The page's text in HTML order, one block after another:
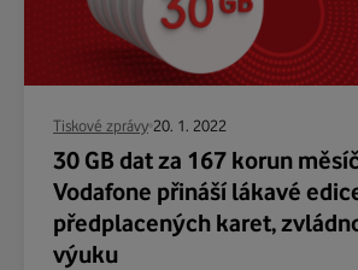
Tiskové zprávy 20. 1. 2022
30 GB dat za 167 korun
Vodafone přináší lákavé
předplacených karet,
výuku